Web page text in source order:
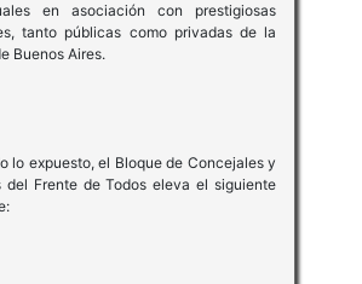
en asociación con prestigiosas
tanto públicas como privadas de la
Buenos Aires.
expuesto, el Bloque de Concejales y
del Frente de Todos eleva el siguiente